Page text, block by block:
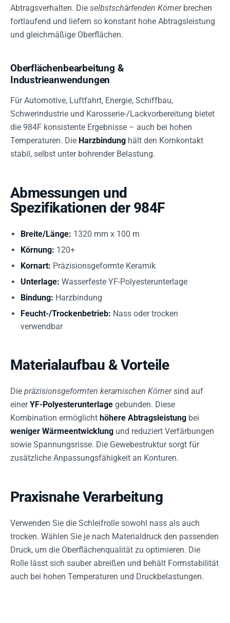
Abtragsverhalten. Die selbstschärfenden Körnerbrechen
fortlaufend und liefern so konstant hohe Abtragsleistung
und gleichmäßige Oberflächen.
Oberflächenbearbeitung &
Industrieanwendungen
Für Automotive, Luftfahrt, Energie, Schiffbau,
Schwerindustrie und Karosserie-/Lackvorbereitung bietet
die 984F konsistente Ergebnisse – auch bei hohen
Temperaturen. Die Harzbindung hält den Kornkontakt
stabil, selbst unter bohrender Belastung.
Abmessungen und
Spezifikationen der 984F
Breite/Länge: 1320 mm x 100 m
Körnung: 120+
Kornart: Präzisionsgeformte Keramik
Unterlage: Wasserfeste YF-Polyesterunterlage
Bindung: Harzbindung
Feucht-/Trockenbetrieb: Nass oder trocken
verwendbar
Materialaufbau & Vorteile
Die präzisionsgeformten keramischen Körnersind auf
einerYF-Polyesterunterlage gebunden. Diese
Kombination ermöglicht höhere Abtragsleistung bei
weniger Wärmeentwicklung und reduziert Verfärbungen
sowie Spannungsrisse. Die Gewebestruktur sorgt für
zusätzliche Anpassungsfähigkeit an Konturen.
Praxisnahe Verarbeitung
Verwenden Sie die Schleifrolle sowohl nass als auch
trocken. Wählen Sie je nach Materialdruck den passenden
Druck, um die Oberflächenqualität zu optimieren. Die
Rolle lässt sich sauber abreißen und behält Formstabilität
auch bei hohen Temperaturen und Druckbelastungen.